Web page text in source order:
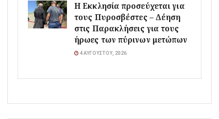
Η Εκκλησία προσεύχεται για
τους Πυροσβέστες – Δέηση
στις Παρακλήσεις για τους
ήρωες των πύρινων μετώπων
4 ΑΥΓΟΎΣΤΟΥ, 2026